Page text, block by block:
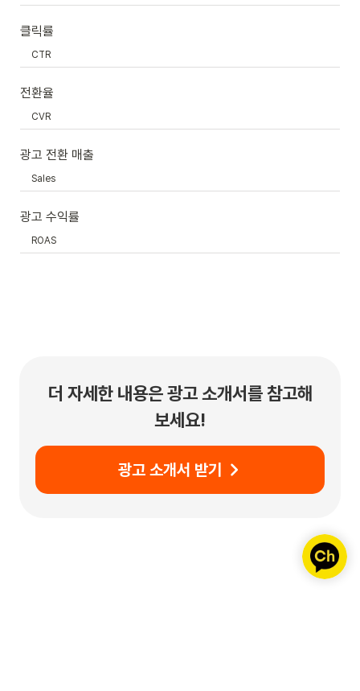
클릭률
CTR
전환율
CVR
광고 전환 매출
Sales
광고 수익률
ROAS
더 자세한 내용은 광고 소개서를 참고해
보세요!
광고 소개서 받기